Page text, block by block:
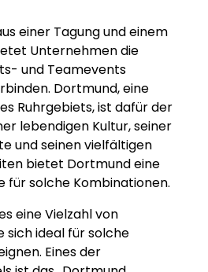
einer Tagung und einem
Unternehmen die
und Teamevents
Dortmund, eine
Ruhrgebiets, ist dafür der
lebendigen Kultur, seiner
und seinen vielfältigen
bietet Dortmund eine
für solche Kombinationen.
eine Vielzahl von
sich ideal für solche
Eines der